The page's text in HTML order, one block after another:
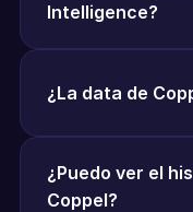
Intelligence?
¿La data de
¿Puedo ver el
Coppel?